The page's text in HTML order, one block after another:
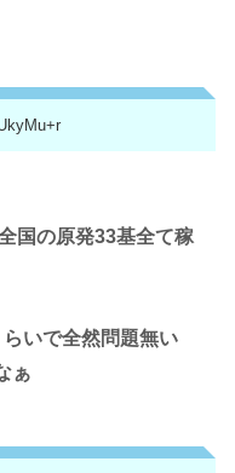
国の原発33基全て稼
いで全然問題無い
ぁ